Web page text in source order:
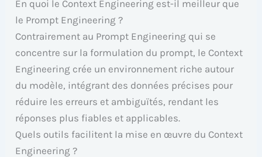
En quoi le Context Engineering est-il meilleur que
le Prompt Engineering ?
Contrairement au Prompt Engineering qui se
concentre sur la formulation du prompt, le Context
Engineering crée un environnement riche autour
du modèle, intégrant des données précises pour
réduire les erreurs et ambiguïtés, rendant les
réponses plus fiables et applicables.
Quels outils facilitent la mise en œuvre du Context
Engineering ?